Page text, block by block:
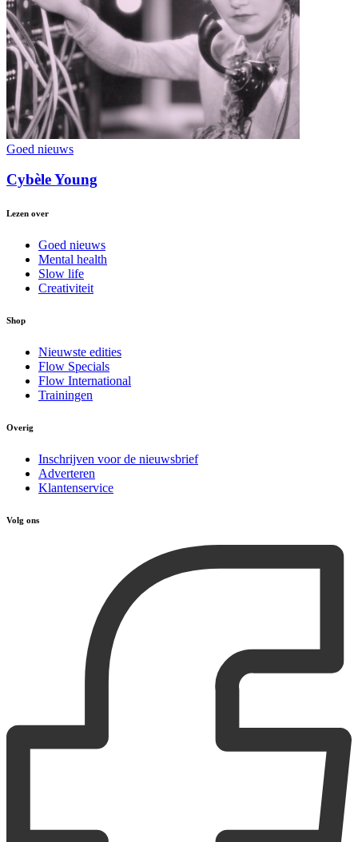
Goed nieuws
Cybèle Young
Lezen over
Goed nieuws
Mental health
Slow life
Creativiteit
Shop
Nieuwste edities
Flow Specials
Flow International
Trainingen
Overig
Inschrijven voor de nieuwsbrief
Adverteren
Klantenservice
Volg ons